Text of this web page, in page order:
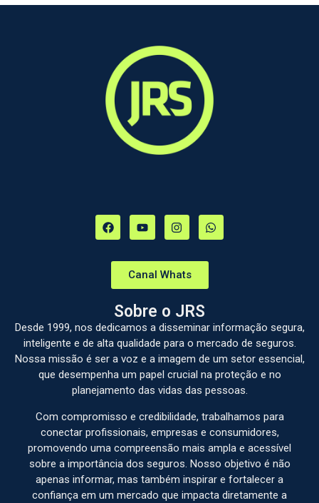
Canal Whats
Sobre o JRS
Desde 1999, nos dedicamos a disseminar informação segura,
inteligente e de alta qualidade para o mercado de seguros.
Nossa missão é ser a voz e a imagem de um setor essencial,
que desempenha um papel crucial na proteção e no
planejamento das vidas das pessoas.
Com compromisso e credibilidade, trabalhamos para
conectar profissionais, empresas e consumidores,
promovendo uma compreensão mais ampla e acessível
sobre a importância dos seguros. Nosso objetivo é não
apenas informar, mas também inspirar e fortalecer a
confiança em um mercado que impacta diretamente a